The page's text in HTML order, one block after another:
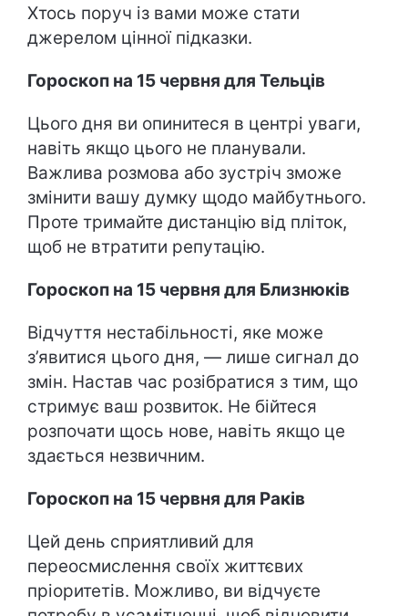
Хтось поруч із вами може стати
джерелом цінної підказки.
Гороскоп на 15 червня для Тельців
Цього дня ви опинитеся в центрі уваги,
навіть якщо цього не планували.
Важлива розмова або зустріч зможе
змінити вашу думку щодо майбутнього.
Проте тримайте дистанцію від пліток,
щоб не втратити репутацію.
Гороскоп на 15 червня для Близнюків
Відчуття нестабільності, яке може
з’явитися цього дня, — лише сигнал до
змін. Настав час розібратися з тим, що
стримує ваш розвиток. Не бійтеся
розпочати щось нове, навіть якщо це
здається незвичним.
Гороскоп на 15 червня для Раків
Цей день сприятливий для
переосмислення своїх життєвих
пріоритетів. Можливо, ви відчуєте